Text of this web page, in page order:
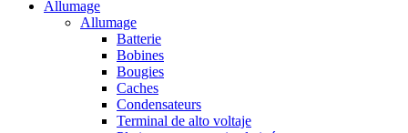
Allumage
Allumage
Batterie
Bobines
Bougies
Caches
Condensateurs
Terminal de alto voltaje